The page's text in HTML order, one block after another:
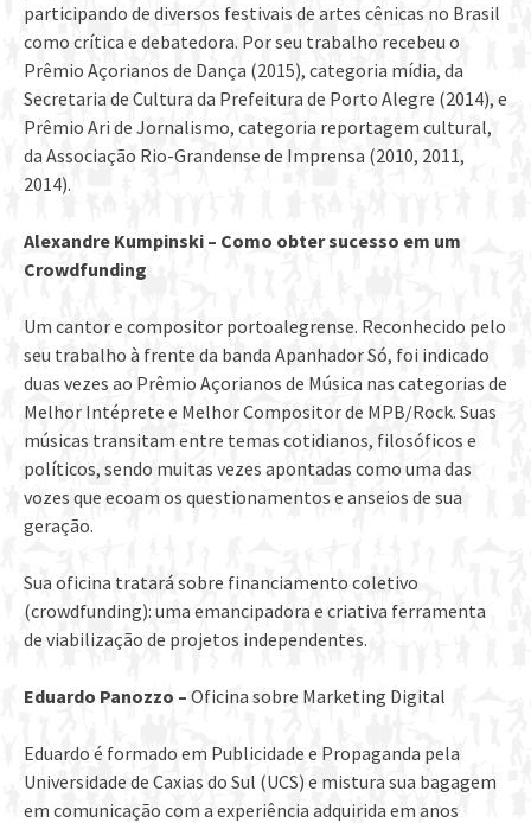
participando de diversos festivais de artes cênicas no Brasil
como crítica e debatedora. Por seu trabalho recebeu o
Prêmio Açorianos de Dança (2015), categoria mídia, da
Secretaria de Cultura da Prefeitura de Porto Alegre (2014), e
Prêmio Ari de Jornalismo, categoria reportagem cultural,
da Associação Rio-Grandense de Imprensa (2010, 2011,
2014).
Alexandre Kumpinski – Como obter sucesso em um
Crowdfunding
Um cantor e compositor portoalegrense. Reconhecido pelo
seu trabalho à frente da banda Apanhador Só, foi indicado
duas vezes ao Prêmio Açorianos de Música nas categorias de
Melhor Intéprete e Melhor Compositor de MPB/Rock. Suas
músicas transitam entre temas cotidianos, filosóficos e
políticos, sendo muitas vezes apontadas como uma das
vozes que ecoam os questionamentos e anseios de sua
geração.
Sua oficina tratará sobre financiamento coletivo
(crowdfunding): uma emancipadora e criativa ferramenta
de viabilização de projetos independentes.
Eduardo Panozzo – Oficina sobre Marketing Digital
Eduardo é formado em Publicidade e Propaganda pela
Universidade de Caxias do Sul (UCS) e mistura sua bagagem
em comunicação com a experiência adquirida em anos